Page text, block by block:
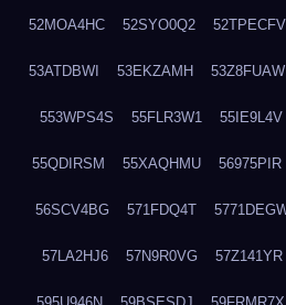
52MOA4HC 52SYO0Q2 52TPECFV
53ATDBWI 53EKZAMH 53Z8FUAW
553WPS4S 55FLR3W1 55IE9L4V
55QDIRSM 55XAQHMU 56975PIR
56SCV4BG 571FDQ4T
57LA2HJ6 57N9R0VG 57Z141YR